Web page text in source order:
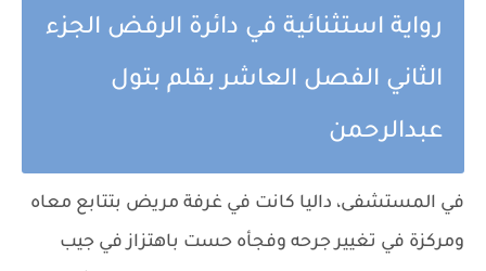
رواية استثنائية في دائرة الرفض الجزء
الثاني الفصل العاشر بقلم بتول
عبدالرحمن
في المستشفى، داليا كانت في غرفة مريض بتتابع معاه
ومركزة في تغيير جرحه وفجأه حست باهتزاز في جيب